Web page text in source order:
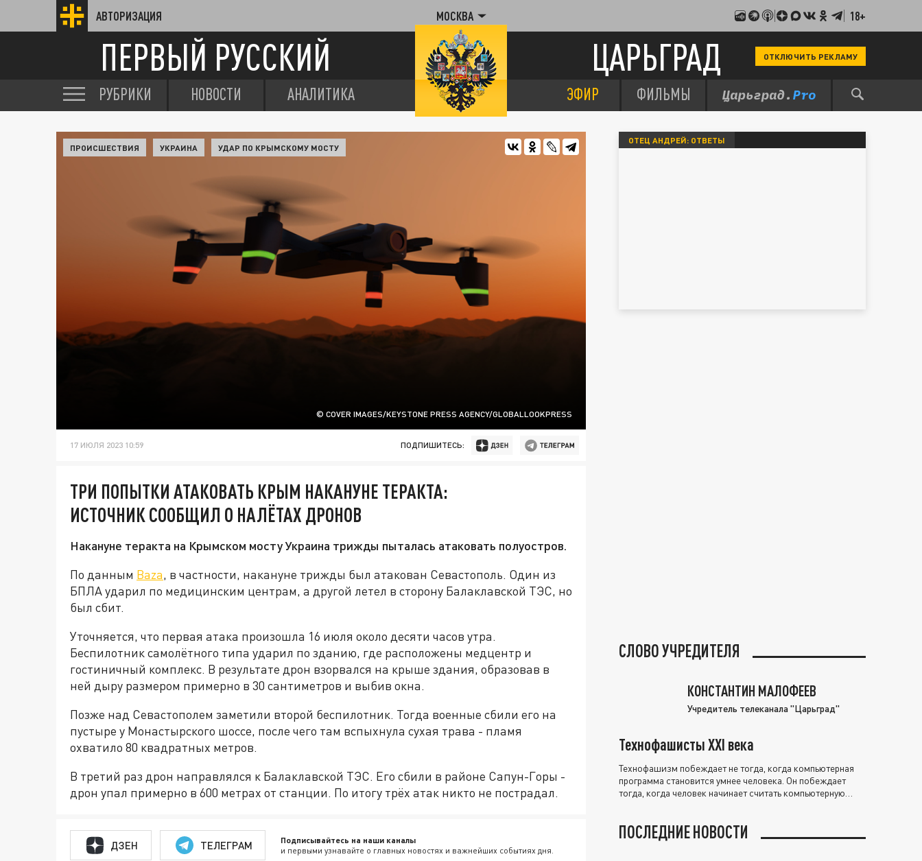
АВТОРИЗАЦИЯ МОСКВА 18+
ПЕРВЫЙ РУССКИЙ ЦАРЬГРАД ОТКЛЮЧИТЬ РЕКЛАМУ
РУБРИКИ НОВОСТИ АНАЛИТИКА ЭФИР ФИЛЬМЫ
© COVER IMAGES/KEYSTONE PRESS AGENCY/GLOBALLOOKPRESS
ПРОИСШЕСТВИЯ УКРАИНА УДАР ПО КРЫМСКОМУ МОСТУ
17 ИЮЛЯ 2023 10:59 ПОДПИШИТЕСЬ:
ТРИ ПОПЫТКИ АТАКОВАТЬ КРЫМ НАКАНУНЕ ТЕРАКТА:
ИСТОЧНИК СООБЩИЛ О НАЛЁТАХ ДРОНОВ
Накануне теракта на Крымском мосту Украина трижды пыталась атаковать полуостров.
По данным Baza, в частности, накануне трижды был атакован Севастополь. Один из
БПЛА ударил по медицинским центрам, а другой летел в сторону Балаклавской ТЭС, но
был сбит.
Уточняется, что первая атака произошла 16 июля около десяти часов утра.
Беспилотник самолётного типа ударил по зданию, где расположены медцентр и
гостиничный комплекс. В результате дрон взорвался на крыше здания, образовав в
ней дыру размером примерно в 30 сантиметров и выбив окна.
Позже над Севастополем заметили второй беспилотник. Тогда военные сбили его на
пустыре у Монастырского шоссе, после чего там вспыхнула сухая трава - пламя
охватило 80 квадратных метров.
В третий раз дрон направлялся к Балаклавской ТЭС. Его сбили в районе Сапун-Горы -
дрон упал примерно в 600 метрах от станции. По итогу трёх атак никто не пострадал.
ДЗЕН ТЕЛЕГРАМ Подписывайтесь на наши каналы
и первыми узнавайте о главных новостях и важнейших событиях дня.
ОТЕЦ АНДРЕЙ: ОТВЕТЫ
СЛОВО УЧРЕДИТЕЛЯ
КОНСТАНТИН МАЛОФЕЕВ
Учредитель телеканала "Царьград"
Технофашисты XXI века
Технофашизм побеждает не тогда, когда компьютерная
программа становится умнее человека. Он побеждает
тогда, когда человек начинает считать компьютерную
ПОСЛЕДНИЕ НОВОСТИ